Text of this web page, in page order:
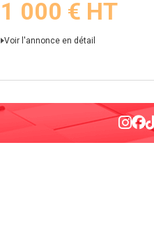
1 000 € HT
Voir l'annonce en détail